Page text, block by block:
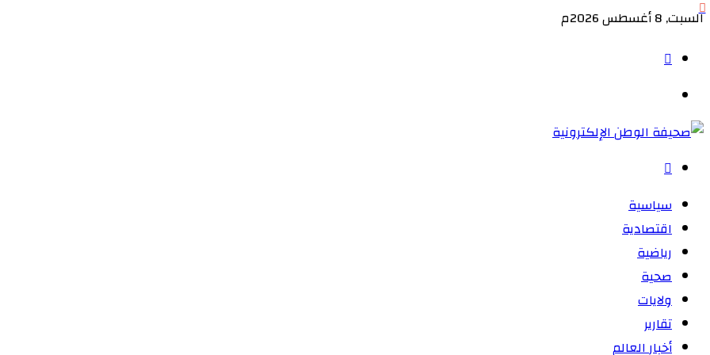
السبت, 8 أغسطس 2026م
الوضع
بحث
سياسية
اقتصادية
رياضية
صحية
ولايات
تقارير
أخبار العالم